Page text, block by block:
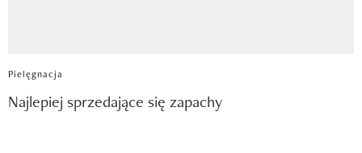
Pielęgnacja
Najlepiej sprzedające się zapachy